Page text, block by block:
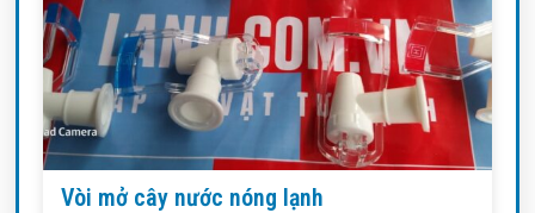
Vòi mở cây nước nóng lạnh